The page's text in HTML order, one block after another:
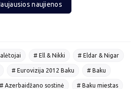
naujienos
# Ell & Nikki # Eldar & Nigar
# Eurovizija 2012 Baku # Baku
# Azerbaidžano sostinė # Baku miestas